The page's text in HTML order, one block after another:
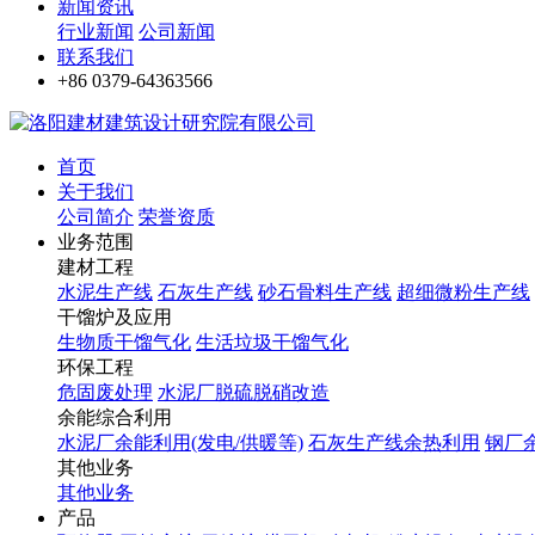
新闻资讯
行业新闻 公司新闻
联系我们
+86 0379-64363566
首页
关于我们
公司简介 荣誉资质
业务范围
建材工程
水泥生产线 石灰生产线 砂石骨料生产线 超细微粉生产线
干馏炉及应用
生物质干馏气化 生活垃圾干馏气化
环保工程
危固废处理 水泥厂脱硫脱硝改造
余能综合利用
水泥厂余能利用(发电/供暖等) 石灰生产线余热利用 钢厂
其他业务
其他业务
产品